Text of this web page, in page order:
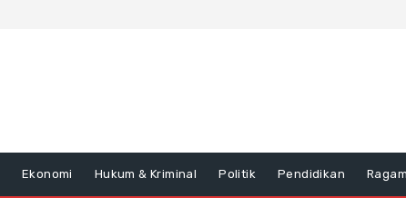
Ekonomi Hukum & Kriminal Politik Pendidikan